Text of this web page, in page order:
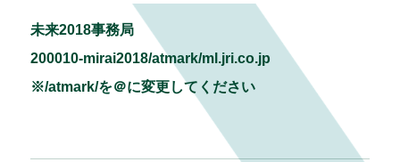
未来2018事務局
200010-mirai2018/atmark/ml.jri.co.jp
※/atmark/を＠に変更してください